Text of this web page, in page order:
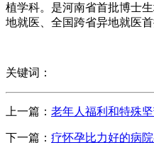
植学科。是河南省首批博士
地就医、全国跨省异地就医
关键词：
上一篇： 老年人福利和特殊
下一篇： 疗怀孕比力好的病